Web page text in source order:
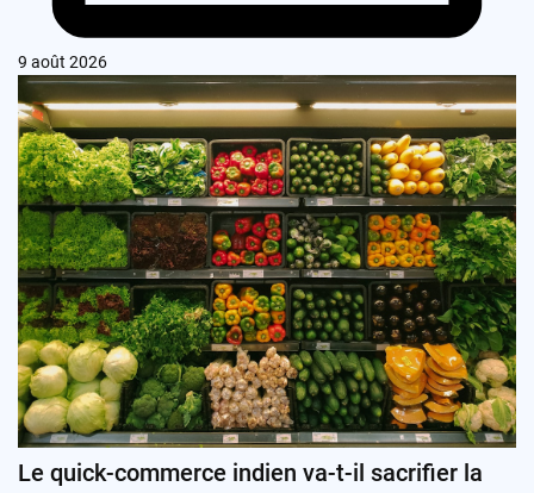
9 août 2026
Le quick-commerce indien va-t-il sacrifier la